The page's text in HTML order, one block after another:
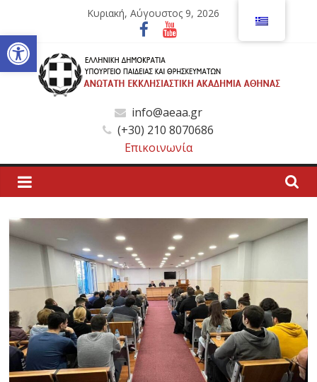
Ανοίξτε τη γραμμή εργαλείων
περιεχόμενο
Κυριακή, Αύγουστος 9, 2026
Ανώτατη
Εκκλησιαστική
Ακαδημία
Αθηνών
Ανώτατη
Εκκλησιαστική
Ακαδημία
Αθηνών
info@aeaa.gr
(+30) 210 8070686
Επικοινωνία